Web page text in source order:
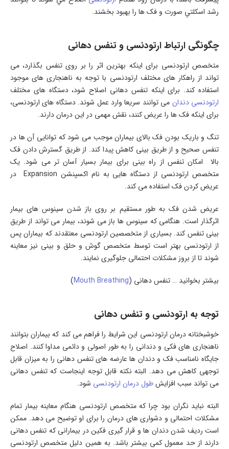
رشد اسكلتي صورت و فک ها را بهبود بخشند.
چگونگی ارتباط ارتودنسی و تنفس دهانی
متخصص ارتودنسی برای اینکه بهترین اثر را بر روی تنفس بگذارد، می
تواند از راهکار های مختلف ارتودنسی با توجه به ناهنجاری های موجود
استفاده کند. برای اینکه تنفس دهانی اصلاح شود، دستگاه های مختلف
ارتودنسی دندان می توانند سریعا وارد عمل شوند. دستگاه های ارتودنسی،
برای اینکه فک ها را عریض کنند، نقش مهمی در این درمان دارند.
تنگ و باریک بودن فک بالای بیماران موجب می شود که توانایی آن ها در
تنفس صحیح و از طریق بینی کاهش پیدا کند. از طریق گسترش دادن فک
بالا امکان تنفس از راه بینی برای بیمار بسیار آسان تر می شود. یک
متخصص ارتودنسی از دستگاه هایی به نام اکسپنشن Expansion در
عریض کردن فک استفاده می کند.
عریض شدن فک به طور مستقیم بر روی باز شدن سینوس های بیمار
اثرگذار است. هنگامی که سینوس ها باز می شوند، بیمار می تواند از طریق
بینی تنفس کند. بسیاری از متخصصین ارتودنسی معتقدند که بیماران پس
از ارتودنسی بهتر است توسط متخصص گوش و حلق و بینی نیز معاینه
شوند تا از بروز مشکلات احتمالی جلوگیری نمایند.
بیشتر بخوانید … تنفس دهانی (Mouth Breathing
)
توجه به ارتودنسی و تنفس دهانی
خوشبختانه درمان ارتودنسی این شرایط را فراهم می کند که بیماران بتوانند
ناهنجاری های فکی و دندانی را به طور اصولی و دائمی مداوا کنند. اصلاح
جایگاه نامناسب فک و دندان ها عارضه های تنفس دهانی را به میزان قابل
توجهی کاهش می دهد. البته نکته قابل توجه اینجاست که تنفس دهانی
می تواند سبب افزایشطول درمان ارتودنسی شود.
البته نباید نگران بود چرا که متخصص ارتودنسی هنگام معاینه بیمار تمام
مشکلات احتمالی و دشواری های درمان را برای او توضیح می دهد. ممکن
است ردیف شدن دندان ها و قرار گیری فکین در بیمارانی که تنفس دهانی
دارند از حد معمول کمی بیشتر باشد. به همین دلیل متخصص ارتودنسی